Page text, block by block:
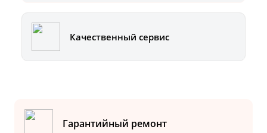
Качественный сервис
Гарантийный ремонт